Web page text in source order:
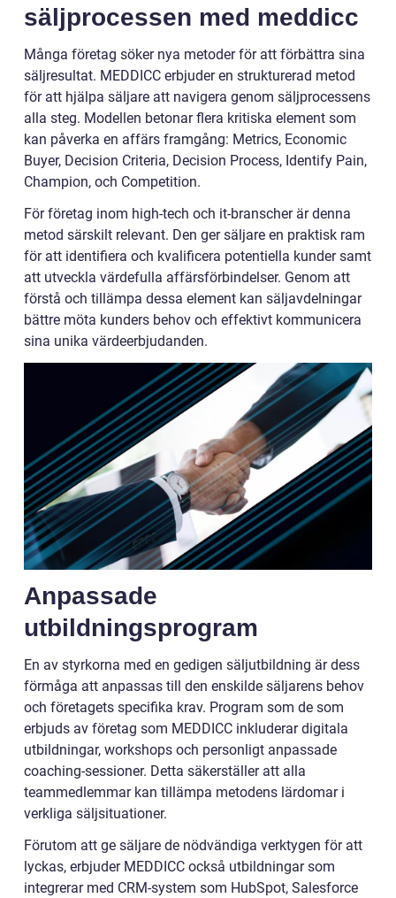
säljprocessen med meddicc
Många företag söker nya metoder för att förbättra sina
säljresultat. MEDDICC erbjuder en strukturerad metod
för att hjälpa säljare att navigera genom säljprocessens
alla steg. Modellen betonar flera kritiska element som
kan påverka en affärs framgång: Metrics, Economic
Buyer, Decision Criteria, Decision Process, Identify Pain,
Champion, och Competition.
För företag inom high-tech och it-branscher är denna
metod särskilt relevant. Den ger säljare en praktisk ram
för att identifiera och kvalificera potentiella kunder samt
att utveckla värdefulla affärsförbindelser. Genom att
förstå och tillämpa dessa element kan säljavdelningar
bättre möta kunders behov och effektivt kommunicera
sina unika värdeerbjudanden.
Anpassade
utbildningsprogram
En av styrkorna med en gedigen säljutbildning är dess
förmåga att anpassas till den enskilde säljarens behov
och företagets specifika krav. Program som de som
erbjuds av företag som MEDDICC inkluderar digitala
utbildningar, workshops och personligt anpassade
coaching-sessioner. Detta säkerställer att alla
teammedlemmar kan tillämpa metodens lärdomar i
verkliga säljsituationer.
Förutom att ge säljare de nödvändiga verktygen för att
lyckas, erbjuder MEDDICC också utbildningar som
integrerar med CRM-system som HubSpot, Salesforce